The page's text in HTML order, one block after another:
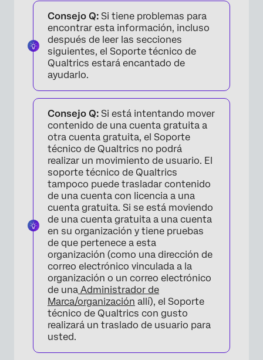
Consejo Q: Si tiene problemas para
encontrar esta información, incluso
después de leer las secciones
siguientes, el Soporte técnico de
Qualtrics estará encantado de
ayudarlo.
Consejo Q: Si está intentando mover
contenido de una cuenta gratuita a
otra cuenta gratuita, el Soporte
técnico de Qualtrics no podrá
realizar un movimiento de usuario. El
soporte técnico de Qualtrics
tampoco puede trasladar contenido
de una cuenta con licencia a una
cuenta gratuita. Si se está moviendo
de una cuenta gratuita a una cuenta
en su organización y tiene pruebas
de que pertenece a esta
organización (como una dirección de
correo electrónico vinculada a la
organización o un correo electrónico
de una Administrador de
Marca/organización allí), el Soporte
técnico de Qualtrics con gusto
realizará un traslado de usuario para
usted.